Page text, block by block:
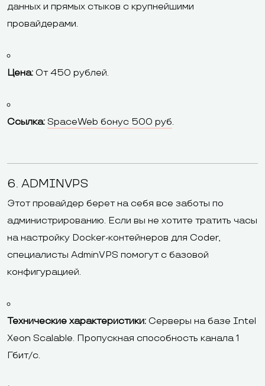
данных и прямых стыков с крупнейшими
провайдерами.
Цена: От 450 рублей.
Ссылка: SpaceWeb бонус 500 руб.
6. ADMINVPS
Этот провайдер берет на себя все заботы по
администрированию. Если вы не хотите тратить часы
на настройку Docker-контейнеров для Coder,
специалисты AdminVPS помогут с базовой
конфигурацией.
Технические характеристики: Серверы на базе Intel
Xeon Scalable. Пропускная способность канала 1
Гбит/с.